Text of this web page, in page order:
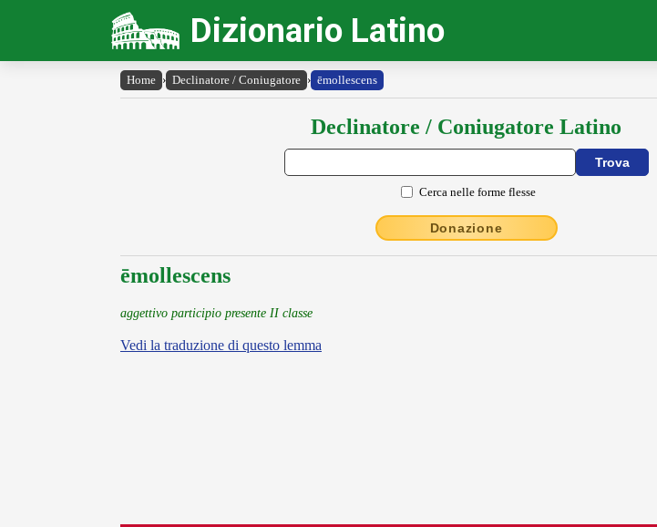
Dizionario Latino
Home › Declinatore / Coniugatore › ēmollescens
Declinatore / Coniugatore Latino
Cerca nelle forme flesse
Donazione
ēmollescens
aggettivo participio presente II classe
Vedi la traduzione di questo lemma